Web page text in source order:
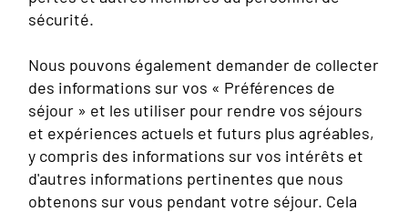
sécurité.
Nous pouvons également demander de collecter
des informations sur vos « Préférences de
séjour » et les utiliser pour rendre vos séjours
et expériences actuels et futurs plus agréables,
y compris des informations sur vos intérêts et
d'autres informations pertinentes que nous
obtenons sur vous pendant votre séjour. Cela